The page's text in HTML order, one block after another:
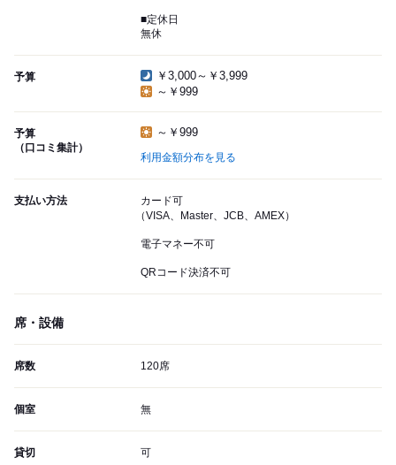
■定休日
無休
予算
￥3,000～￥3,999
～￥999
予算
（口コミ集計）
～￥999
利用金額分布を見る
支払い方法
カード可
（VISA、Master、JCB、AMEX）
電子マネー不可
QRコード決済不可
席・設備
席数 120席
個室 無
貸切 可